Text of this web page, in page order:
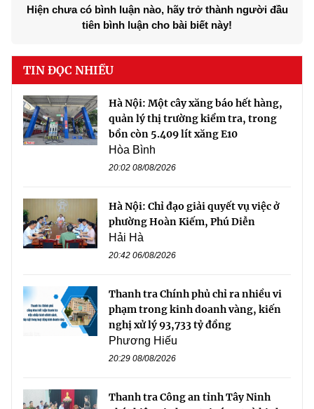
Hiện chưa có bình luận nào, hãy trở thành người đầu
tiên bình luận cho bài biết này!
TIN ĐỌC NHIỀU
Hà Nội: Một cây xăng báo hết hàng,
quản lý thị trường kiểm tra, trong
bồn còn 5.409 lít xăng E10
Hòa Bình
20:02 08/08/2026
Hà Nội: Chỉ đạo giải quyết vụ việc ở
phường Hoàn Kiếm, Phú Diễn
Hải Hà
20:42 06/08/2026
Thanh tra Chính phủ chỉ ra nhiều vi
phạm trong kinh doanh vàng, kiến
nghị xử lý 93,733 tỷ đồng
Phương Hiếu
20:29 08/08/2026
Thanh tra Công an tỉnh Tây Ninh